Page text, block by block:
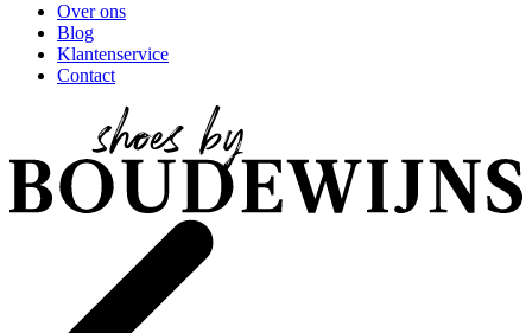
Over ons
Blog
Klantenservice
Contact